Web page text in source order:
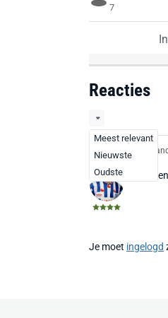
7
Reacties
Meest relevant
Nieuwste
Oudste
Allback 1
16
Je moet ingelogd